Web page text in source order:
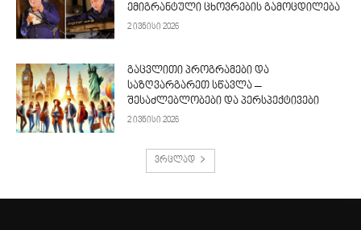
ემიგრანტული ცხოვრების გამოცდილება
2 ივნისი 2026
გაცვლითი პროგრამები და
საზღვარგარეთ სწავლა –
შესაძლებლობები და პერსპექტივები
2 ივნისი 2026
ვრცლად